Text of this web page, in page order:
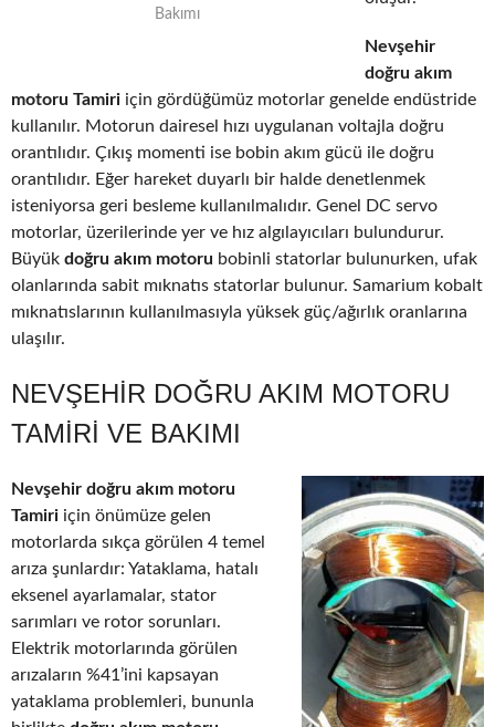
Bakımı
Nevşehir
doğru akım
motoru Tamiri için gördüğümüz motorlar genelde endüstride
kullanılır. Motorun dairesel hızı uygulanan voltajla doğru
orantılıdır. Çıkış momenti ise bobin akım gücü ile doğru
orantılıdır. Eğer hareket duyarlı bir halde denetlenmek
isteniyorsa geri besleme kullanılmalıdır. Genel DC servo
motorlar, üzerilerinde yer ve hız algılayıcıları bulundurur.
Büyük doğru akım motoru bobinli statorlar bulunurken, ufak
olanlarında sabit mıknatıs statorlar bulunur. Samarium kobalt
mıknatıslarının kullanılmasıyla yüksek güç/ağırlık oranlarına
ulaşılır.
NEVŞEHIR DOĞRU AKIM MOTORU
TAMIRI VE BAKIMI
Nevşehir doğru akım motoru
Tamiri için önümüze gelen
motorlarda sıkça görülen 4 temel
arıza şunlardır: Yataklama, hatalı
eksenel ayarlamalar, stator
sarımları ve rotor sorunları.
Elektrik motorlarında görülen
arızaların %41’ini kapsayan
yataklama problemleri, bununla